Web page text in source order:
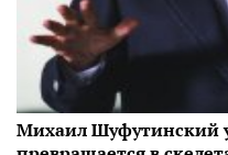
Михаил Шуфутинский